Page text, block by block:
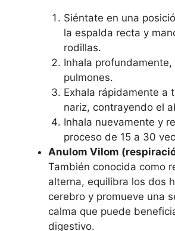
Siéntate en una
la espalda recta y
rodillas.
Inhala
pulmones.
Exhala rápidamente a
nariz, contrayendo el
Inhala nuevamente y
proceso de 15 a 30
Anulom Vilom
También conocida como
alterna, equilibra los dos
cerebro y promueve una
calma que puede
digestivo.